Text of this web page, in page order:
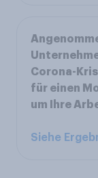
Corona-
für einen
um Ihre
Siehe